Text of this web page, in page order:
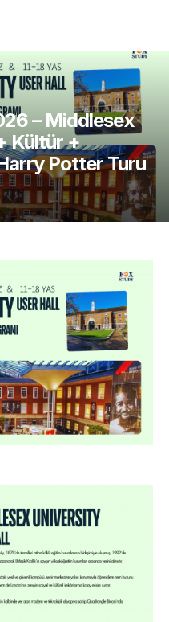
– Middlesex
Kültür +
Potter Turu